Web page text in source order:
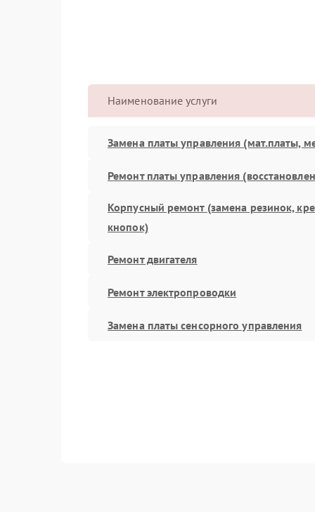
Наименование услуги
Замена платы управления (мат.платы,
Ремонт платы управления
Корпусный ремонт (замена резинок,
кнопок)
Ремонт двигателя
Ремонт электропроводки
Замена платы сенсорного управления